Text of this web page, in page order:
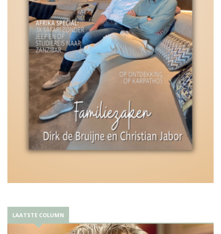
LAATSTE COLUMN